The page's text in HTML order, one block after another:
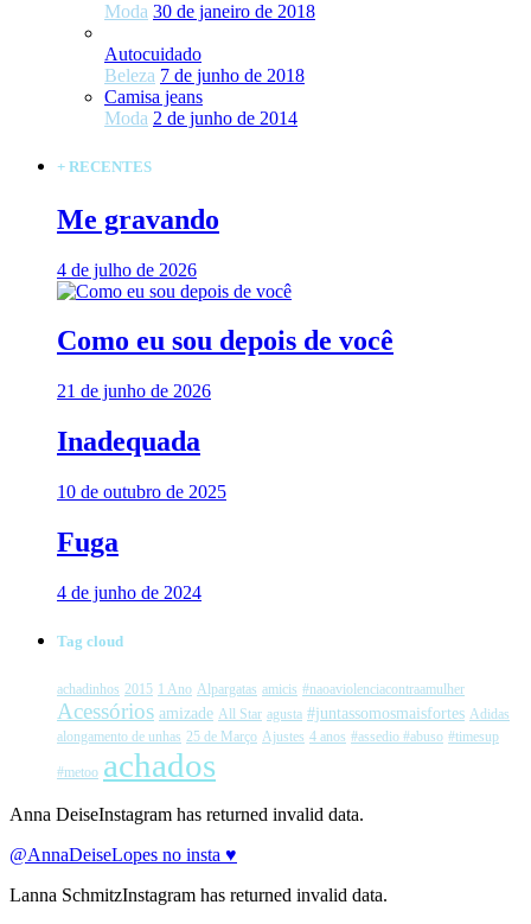
Moda 30 de janeiro de 2018
Autocuidado
Beleza 7 de junho de 2018
Camisa jeans
Moda 2 de junho de 2014
+ RECENTES
Me gravando
4 de julho de 2026
Como eu sou depois de você
21 de junho de 2026
Inadequada
10 de outubro de 2025
Fuga
4 de junho de 2024
Tag cloud
achadinhos 2015 1 Ano Alpargatas amicis #naoaviolenciacontraamulher
Acessórios amizade All Star agusta #juntassomosmaisfortes Adidas
alongamento de unhas 25 de Março Ajustes 4 anos #assedio #abuso #timesup
#metoo achados
Anna DeiseInstagram has returned invalid data.
@AnnaDeiseLopes no insta ♥
Lanna SchmitzInstagram has returned invalid data.